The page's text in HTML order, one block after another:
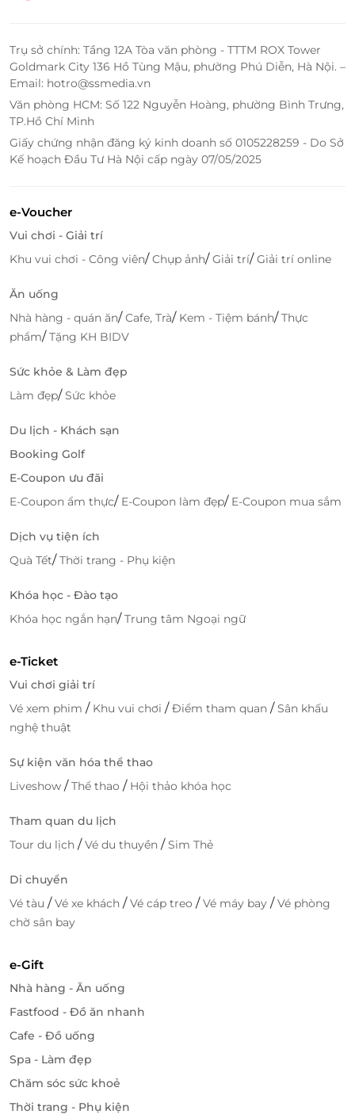
LifeLink
Đặt nhanh – Giữ chỗ 100% – Giá ổn định quanh
năm
Chỉ vài bước tại
voucher giảm giá Mexbus áp dụng từ thứ 6 đến chủ
nhật.
, giúp khách hàng chủ động kế hoạch
du lịch, tiết kiệm chi phí và an tâm khi đặt vé.
Đặt dịch vụ tiện lợi – Trải nghiệm thông minh,
đồng bộ
LifeLink –nền tảng đặt dịch vụ thông minh
bạn tìm kiếm, thanh toán và sử dụng vé hoàn toàn
Mỗi giao dịch đều xác thực bằng mã điện tử (QR
Code), bảo đảm minh bạch, nhanh chóng và an toàn
Ưu đãi đặc biệt dịp Lễ Tết cuối năm
cho mùa du lịch Lễ Tết
chuyến đi trọn vẹn – về quê, nghỉ dưỡng hay khám
phá Mũi Né.
Hãy đểLifeLink
năm:
Trụ sở chính: Tầng 12A Tòa văn phòng - TTTM ROX Tower
Goldmark City 136 Hồ Tùng Mậu, phường Phú Diễn, Hà Nội. –
Email: hotro@ssmedia.vn
Văn phòng HCM: Số 122 Nguyễn Hoàng, phường Bình Trưng,
TP.Hồ Chí Minh
Giấy chứng nhận đăng ký kinh doanh số 0105228259 - Do Sở
Kế hoạch Đầu Tư Hà Nội cấp ngày 07/05/2025
e-Voucher
Vui chơi - Giải trí
Khu vui chơi - Công viên/Chụp ảnh/Giải trí/Giải trí online
Ăn uống
Nhà hàng - quán ăn/Cafe, Trà/ Kem - Tiệm bánh/Thực
phẩm/Tặng KH BIDV
Sức khỏe & Làm đẹp
Làm đẹp/Sức khỏe
Du lịch - Khách sạn
Booking Golf
E-Coupon ưu đãi
E-Coupon ẩm thực/ E-Coupon làm đẹp/ E-Coupon mua sắm
Dịch vụ tiện ích
Quà Tết/Thời trang - Phụ kiện
Khóa học - Đào tạo
Khóa học ngắn hạn/Trung tâm Ngoại ngữ
e-Ticket
Vui chơi giải trí
Vé xem phim / Khu vui chơi /Điểm tham quan /Sân khấu
nghệ thuật
Sự kiện văn hóa thể thao
Liveshow /Thể thao / Hội thảo khóa học
Tham quan du lịch
Tour du lịch /Vé du thuyền /Sim Thẻ
Di chuyển
Vé tàu /Vé xe khách /Vé cáp treo /Vé máy bay /Vé phòng
chờ sân bay
e-Gift
Nhà hàng - Ăn uống
Fastfood - Đồ ăn nhanh
Cafe - Đồ uống
Spa - Làm đẹp
Chăm sóc sức khoẻ
Thời trang - Phụ kiện